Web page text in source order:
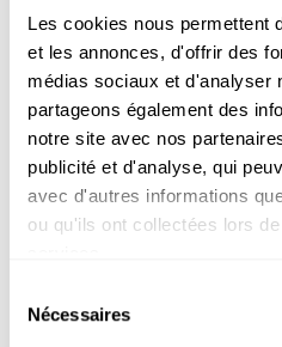
Les cookies nous permettent
et les annonces, d'offrir des
médias sociaux et d'analyser
partageons également des
notre site avec nos
publicité et d'analyse, qui
avec d'autres informations
ou qu'ils ont collectées lors
Nécessaires
LIST ,FNR